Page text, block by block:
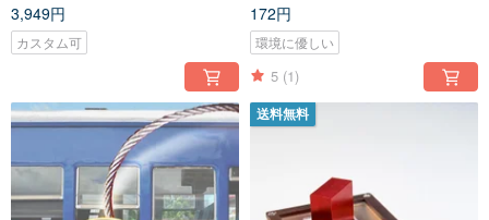
3,949円
カスタム可
172円
環境に優しい
5 (1)
送料無料